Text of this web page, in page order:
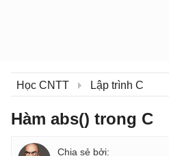
Học CNTT Lập trình C
Hàm abs() trong C